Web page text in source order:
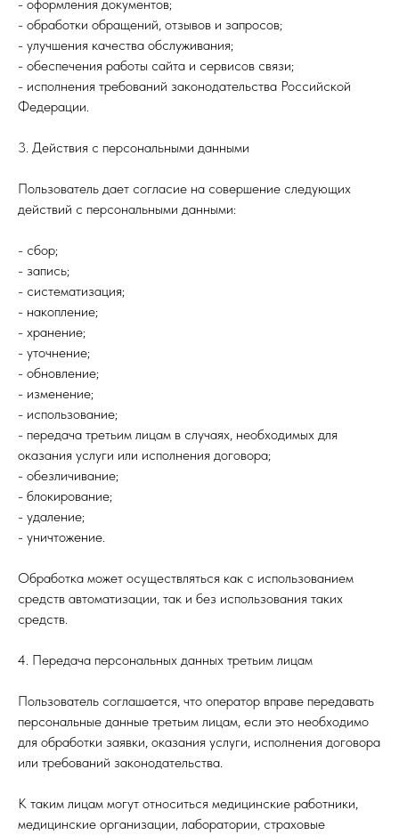
- оформления документов;
- обработки обращений, отзывов и запросов;
- улучшения качества обслуживания;
- обеспечения работы сайта и сервисов связи;
- исполнения требований законодательства Российской
Федерации.
3. Действия с персональными данными
Пользователь дает согласие на совершение следующих
действий с персональными данными:
- сбор;
- запись;
- систематизация;
- накопление;
- хранение;
- уточнение;
- обновление;
- изменение;
- использование;
- передача третьим лицам в случаях, необходимых для
оказания услуги или исполнения договора;
- обезличивание;
- блокирование;
- удаление;
- уничтожение.
Обработка может осуществляться как с использованием
средств автоматизации, так и без использования таких
средств.
4. Передача персональных данных третьим лицам
Пользователь соглашается, что оператор вправе передавать
персональные данные третьим лицам, если это необходимо
для обработки заявки, оказания услуги, исполнения договора
или требований законодательства.
К таким лицам могут относиться медицинские работники,
медицинские организации, лаборатории, страховые